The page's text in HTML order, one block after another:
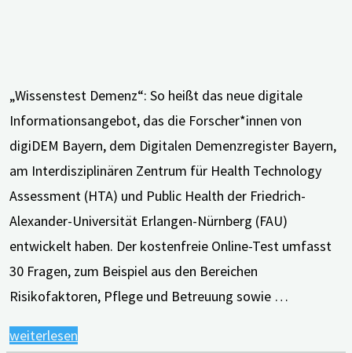
„Wissenstest Demenz“: So heißt das neue digitale
Informationsangebot, das die Forscher*innen von
digiDEM Bayern, dem Digitalen Demenzregister Bayern,
am Interdisziplinären Zentrum für Health Technology
Assessment (HTA) und Public Health der Friedrich-
Alexander-Universität Erlangen-Nürnberg (FAU)
entwickelt haben. Der kostenfreie Online-Test umfasst
30 Fragen, zum Beispiel aus den Bereichen
Risikofaktoren, Pflege und Betreuung sowie …
weiterlesen